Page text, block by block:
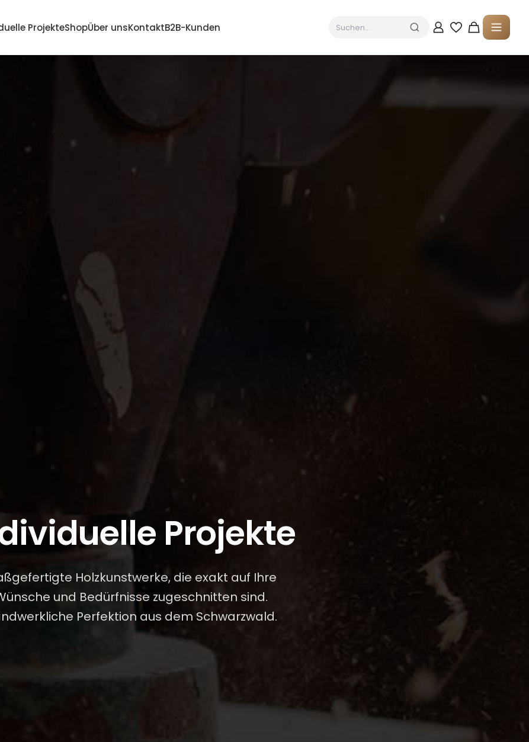
ProjekteShopÜber unsKontaktB2B-Kunden
Projekte
Holzkunstwerke, die exakt auf Ihre
und Bedürfnisse zugeschnitten sind.
Perfektion aus dem Schwarzwald.